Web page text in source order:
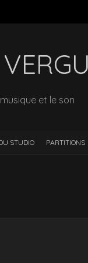
et le son
STUDIO PARTITIONS